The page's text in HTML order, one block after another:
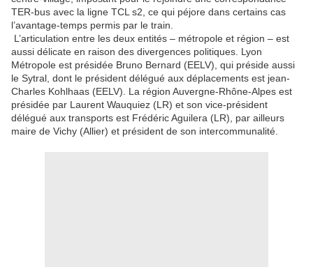
TER-bus avec la ligne TCL s2, ce qui péjore dans certains cas
l’avantage-temps permis par le train.
L’articulation entre les deux entités – métropole et région – est
aussi délicate en raison des divergences politiques. Lyon
Métropole est présidée Bruno Bernard (EELV), qui préside aussi
le Sytral, dont le président délégué aux déplacements est jean-
Charles Kohlhaas (EELV). La région Auvergne-Rhône-Alpes est
présidée par Laurent Wauquiez (LR) et son vice-président
délégué aux transports est Frédéric Aguilera (LR), par ailleurs
maire de Vichy (Allier) et président de son intercommunalité.